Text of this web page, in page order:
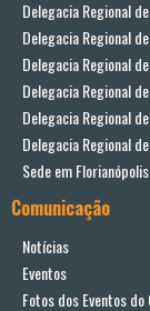
Delegacia Regional
Delegacia Regional
Delegacia Regional
Delegacia Regional
Delegacia Regional
Delegacia Regional
Sede em Florianópolis
Comunicação
Notícias
Eventos
Fotos dos Eventos do